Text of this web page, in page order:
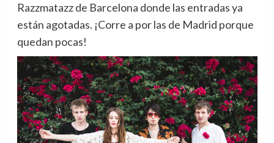
Razzmatazz de Barcelona donde las entradas ya
están agotadas. ¡Corre a por las de Madrid porque
quedan pocas!